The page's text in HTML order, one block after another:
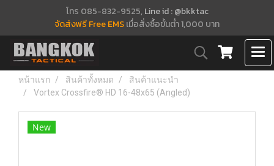
โทร 085-832-9525, Line id : @bkktac
จัดส่งฟรี Free EMSเมื่อสั่งซื้อขั้นต่ำ 1,000 บาท
หน้าแรก สินค้าทั้งหมด
สินค้าแนะนำ
Vortex Crossfire® HD 16-48x65 (Angled)
New